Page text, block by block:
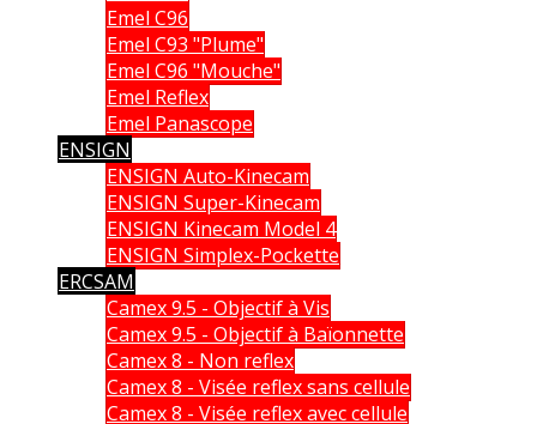
Emel C96
Emel C93 "Plume"
Emel C96 "Mouche"
Emel Reflex
Emel Panascope
ENSIGN
ENSIGN Auto-Kinecam
ENSIGN Super-Kinecam
ENSIGN Kinecam Model 4
ENSIGN Simplex-Pockette
ERCSAM
Camex 9.5 - Objectif à Vis
Camex 9.5 - Objectif à Baïonnette
Camex 8 - Non reflex
Camex 8 - Visée reflex sans cellule
Camex 8 - Visée reflex avec cellule